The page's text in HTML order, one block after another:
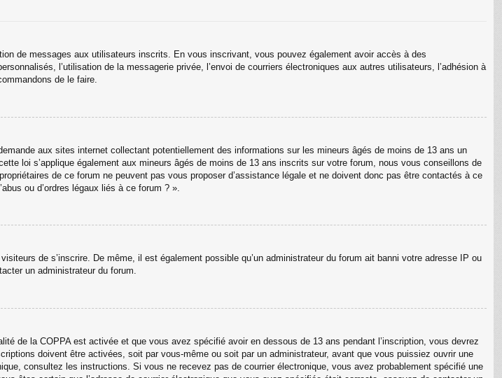
de messages aux utilisateurs inscrits. En vous inscrivant, vous pouvez également avoir accès à des
l’utilisation de la messagerie privée, l’envoi de courriers électroniques aux autres utilisateurs, l’adhésion à
de le faire.
aux sites internet collectant potentiellement des informations sur les mineurs âgés de moins de 13 ans un
loi s’applique également aux mineurs âgés de moins de 13 ans inscrits sur votre forum, nous vous conseillons de
de ce forum ne peuvent pas vous proposer d’assistance légale et ne doivent donc pas être contactés à ce
ou d’ordres légaux liés à ce forum ? ».
de s’inscrire. De même, il est également possible qu’un administrateur du forum ait banni votre adresse IP ou
un administrateur du forum.
de la COPPA est activée et que vous avez spécifié avoir en dessous de 13 ans pendant l’inscription, vous devrez
doivent être activées, soit par vous-même ou soit par un administrateur, avant que vous puissiez ouvrir une
consultez les instructions. Si vous ne recevez pas de courrier électronique, vous avez probablement spécifié une